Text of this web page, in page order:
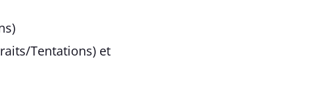
Tentations) et